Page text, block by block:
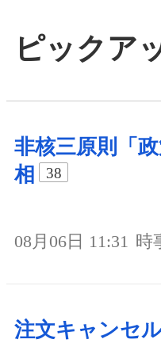
ピックア
非核三原則「
相
38
08月06日 11:31 時
注文キャンセ